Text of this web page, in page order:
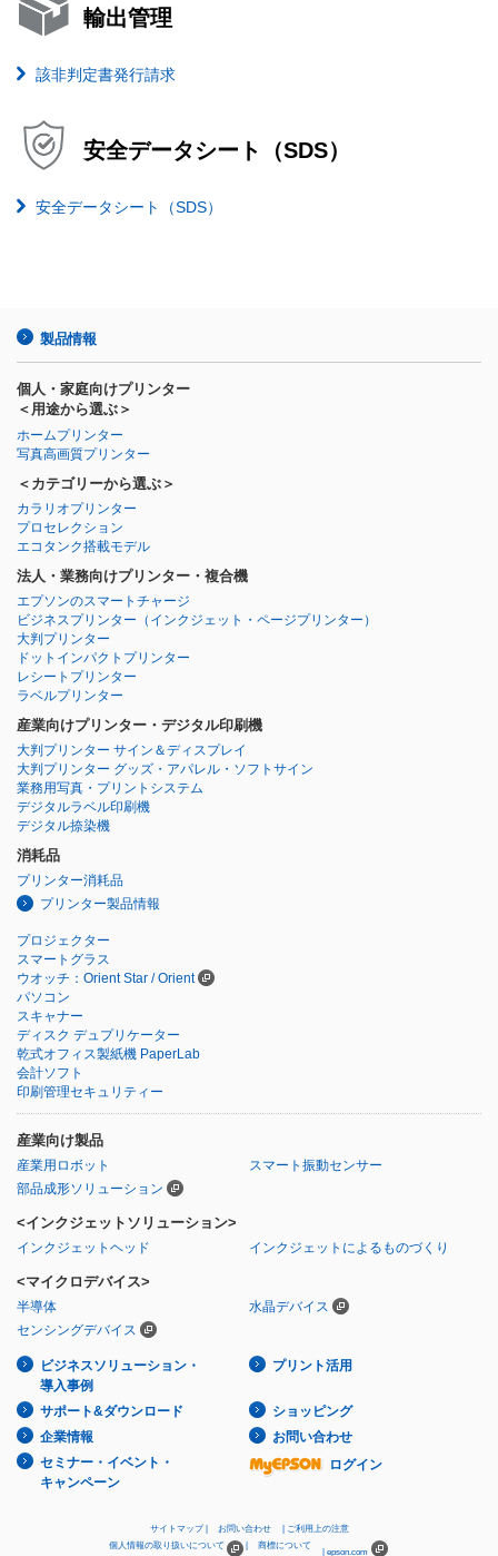
輸出管理
該非判定書発行請求
安全データシート（SDS）
安全データシート（SDS）
製品情報
個人・家庭向けプリンター
＜用途から選ぶ＞
ホームプリンター
写真高画質プリンター
＜カテゴリーから選ぶ＞
カラリオプリンター
プロセレクション
エコタンク搭載モデル
法人・業務向けプリンター・複合機
エプソンのスマートチャージ
ビジネスプリンター （インクジェット・ページプリンター）
大判プリンター
ドットインパクトプリンター
レシートプリンター
ラベルプリンター
産業向けプリンター・デジタル印刷機
大判プリンター サイン＆ディスプレイ
大判プリンター グッズ・アパレル・ソフトサイン
業務用写真・プリントシステム
デジタルラベル印刷機
デジタル捺染機
消耗品
プリンター消耗品
プリンター製品情報
プロジェクター
スマートグラス
ウオッチ：Orient Star / Orient
パソコン
スキャナー
ディスク デュプリケーター
乾式オフィス製紙機 PaperLab
会計ソフト
印刷管理セキュリティー
産業向け製品
産業用ロボット
スマート振動センサー
部品成形ソリューション
<インクジェットソリューション>
インクジェットヘッド インクジェットによるものづくり
<マイクロデバイス>
半導体
水晶デバイス
センシングデバイス
ビジネスソリューション・
導入事例
プリント活用
サポート&ダウンロード
ショッピング
企業情報
お問い合わせ
セミナー・イベント・
キャンペーン
ログイン
サイトマップ お問い合わせ
ご利用上の注意
個人情報の取り扱いについて
商標について
epson.com